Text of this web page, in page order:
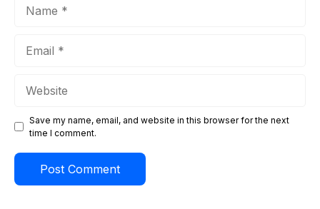
Save my name, email, and website in this browser for the next
time I comment.